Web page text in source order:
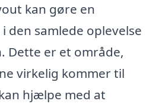
kan gøre en
den samlede oplevelse
Dette er et område,
virkelig kommer til
hjælpe med at